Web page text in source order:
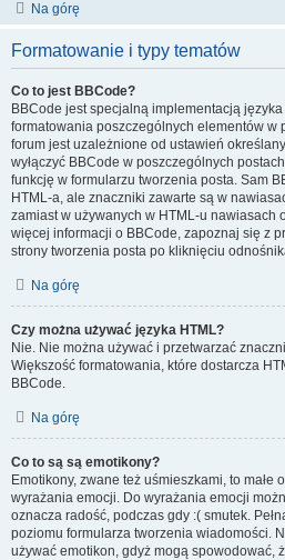
Na górę
Formatowanie i typy tematów
Co to jest BBCode?
BBCode jest specjalną implementacją
formatowania poszczególnych elementów w
forum jest uzależnione od ustawień
wyłączyć BBCode w poszczególnych
funkcję w formularzu tworzenia posta. Sam
HTML-a, ale znaczniki zawarte są w
zamiast w używanych w HTML-u nawiasach
więcej informacji o BBCode, zapoznaj się z
strony tworzenia posta po kliknięciu
Na górę
Czy można używać języka HTML?
Nie. Nie można używać i przetwarzać
Większość formatowania, które dostarcza
BBCode.
Na górę
Co to są są emotikony?
Emotikony, zwane też uśmieszkami, to małe
wyrażania emocji. Do wyrażania emocji
oznacza radość, podczas gdy :( smutek.
poziomu formularza tworzenia wiadomości.
używać emotikon, gdyż mogą spowodować,